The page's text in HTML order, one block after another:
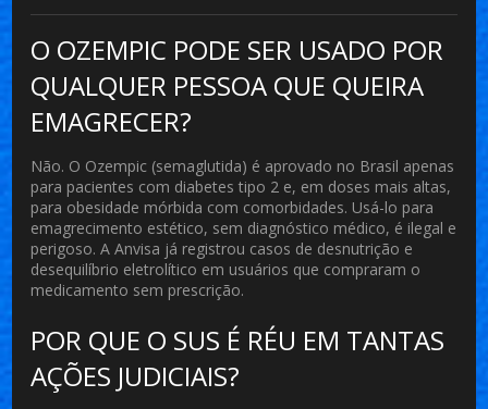
O OZEMPIC PODE SER USADO POR
QUALQUER PESSOA QUE QUEIRA
EMAGRECER?
Não. O Ozempic (semaglutida) é aprovado no Brasil apenas
para pacientes com diabetes tipo 2 e, em doses mais altas,
para obesidade mórbida com comorbidades. Usá-lo para
emagrecimento estético, sem diagnóstico médico, é ilegal e
perigoso. A Anvisa já registrou casos de desnutrição e
desequilíbrio eletrolítico em usuários que compraram o
medicamento sem prescrição.
POR QUE O SUS É RÉU EM TANTAS
AÇÕES JUDICIAIS?